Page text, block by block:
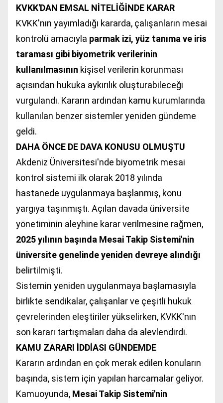
KVKK'DAN EMSAL NİTELİĞİNDE KARAR
KVKK'nın yayımladığı kararda, çalışanların mesai
kontrolü amacıyla parmak izi, yüz tanıma ve iris
taraması gibi biyometrik verilerinin
kullanılmasının kişisel verilerin korunması
açısından hukuka aykırılık oluşturabileceği
vurgulandı. Kararın ardından kamu kurumlarında
kullanılan benzer sistemler yeniden gündeme
geldi.
DAHA ÖNCE DE DAVA KONUSU OLMUŞTU
Akdeniz Üniversitesi'nde biyometrik mesai
kontrol sistemi ilk olarak 2018 yılında
hastanede uygulanmaya başlanmış, konu
yargıya taşınmıştı. Açılan davada üniversite
yönetiminin aleyhine karar verilmesine rağmen,
2025 yılının başında Mesai Takip Sistemi'nin
üniversite genelinde yeniden devreye alındığı
belirtilmişti.
Sistemin yeniden uygulanmaya başlamasıyla
birlikte sendikalar, çalışanlar ve çeşitli hukuk
çevrelerinden eleştiriler yükselirken, KVKK'nın
son kararı tartışmaları daha da alevlendirdi.
KAMU ZARARI İDDİASI GÜNDEMDE
Kararın ardından en çok merak edilen konuların
başında, sistem için yapılan harcamalar geliyor.
Kamuoyunda, Mesai Takip Sistemi'nin